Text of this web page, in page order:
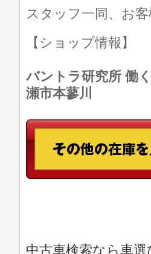
スタッフ一同、お
【ショップ情報】
バントラ研究所 働
瀬市本蓼川
中古車検索なら車